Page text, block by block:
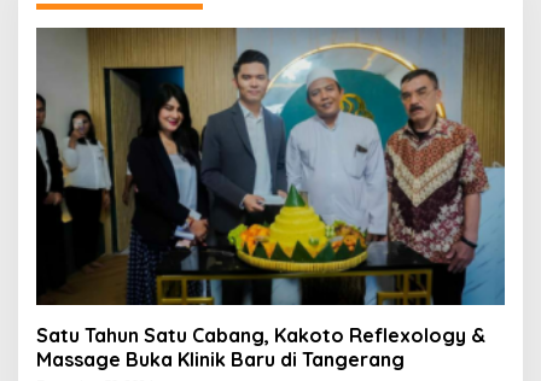
Satu Tahun Satu Cabang, Kakoto Reflexology &
Massage Buka Klinik Baru di Tangerang